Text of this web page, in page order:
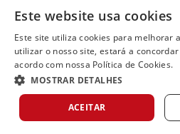
© 2026 LeYa, S.A. Todos os direitos
extração de texto e de dados.
Este website usa cookies
Este site utiliza cookies para melhorar
utilizar o nosso site, estará a
acordo com nossa Política de Cookies.
MOSTRAR DETALHES
ACEITAR